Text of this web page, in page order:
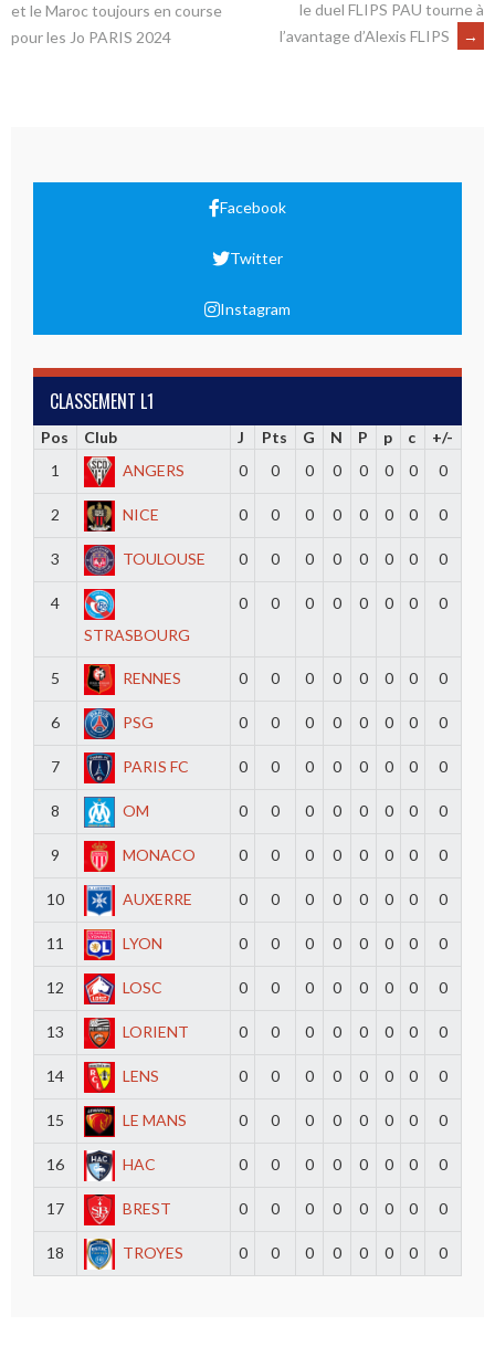
et le Maroc toujours en course
pour les Jo PARIS 2024
le duel FLIPS PAU tourne à
l’avantage d’Alexis FLIPS
→
Facebook
Twitter
Instagram
CLASSEMENT L1
Pos Club J Pts G N P p c
+/-
1
ANGERS 0 0 0 0 0 0 0 0
2 NICE 0 0 0 0 0 0 0 0
3 TOULOUSE 0 0 0 0 0 0 0 0
4
STRASBOURG
0 0 0 0 0 0 0 0
5 RENNES 0 0 0 0 0 0 0 0
6 PSG 0 0 0 0 0 0 0 0
7 PARIS FC 0 0 0 0 0 0 0 0
8 OM 0 0 0 0 0 0 0 0
9 MONACO 0 0 0 0 0 0 0 0
10 AUXERRE 0 0 0 0 0 0 0 0
11 LYON 0 0 0 0 0 0 0 0
12 LOSC 0 0 0 0 0 0 0 0
13 LORIENT 0 0 0 0 0 0 0 0
14 LENS 0 0 0 0 0 0 0 0
15 LE MANS 0 0 0 0 0 0 0 0
16 HAC 0 0 0 0 0 0 0 0
17 BREST 0 0 0 0 0 0 0 0
18 TROYES 0 0 0 0 0 0 0 0